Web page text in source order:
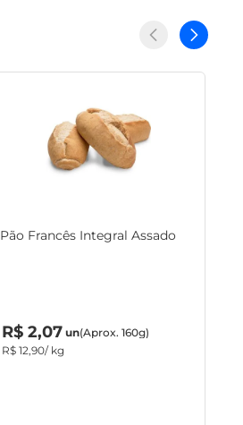
Pão Francês Integral Assado
R$ 2,07 un(Aprox. 160g)
R$ 12,90/ kg